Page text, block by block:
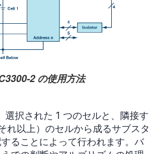
2 の使用方法
選択された 1 つのセルと、隣接す
れ以上）のセルから成るサブスタ
ることによって行われます。バ